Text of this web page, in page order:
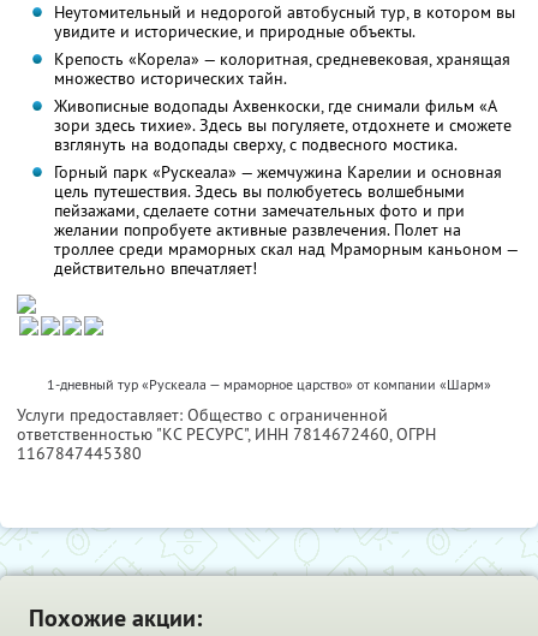
Неутомительный и недорогой автобусный тур, в котором вы
увидите и исторические, и природные объекты.
Крепость «Корела» — колоритная, средневековая, хранящая
множество исторических тайн.
Живописные водопады Ахвенкоски, где снимали фильм «А
зори здесь тихие». Здесь вы погуляете, отдохнете и сможете
взглянуть на водопады сверху, с подвесного мостика.
Горный парк «Рускеала» — жемчужина Карелии и основная
цель путешествия. Здесь вы полюбуетесь волшебными
пейзажами, сделаете сотни замечательных фото и при
желании попробуете активные развлечения. Полет на
троллее среди мраморных скал над Мраморным каньоном —
действительно впечатляет!
1-дневный тур «Рускеала — мраморное царство» от компании «Шарм»
Услуги предоставляет: Общество с ограниченной
ответственностью "КС РЕСУРС", ИНН 7814672460, ОГРН
1167847445380
Похожие акции: